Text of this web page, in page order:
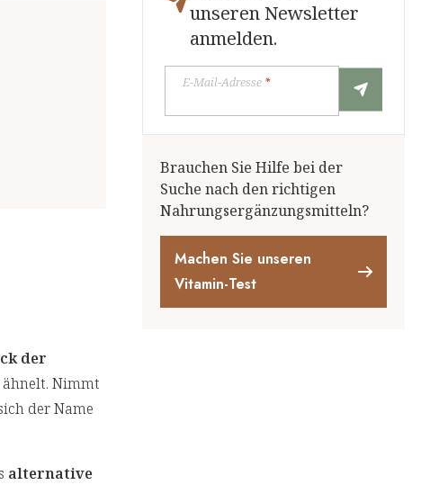
der
ähnelt. Nimmt
der Name
alternative
unseren Newsletter
anmelden.
E-Mail-Adresse*
Brauchen Sie Hilfe bei der
Suche nach den richtigen
Nahrungsergänzungsmitteln?
Machen Sie unseren
Vitamin-Test